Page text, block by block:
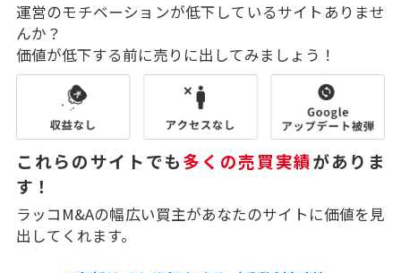
運営のモチベーションが低下しているサイトありませ
んか？
価値が低下する前に売りに出してみましょう！
これらのサイトでも多くの売買実績がありま
す！
ラッコM&Aの幅広い買主があなたのサイトに価値を見
出してくれます。